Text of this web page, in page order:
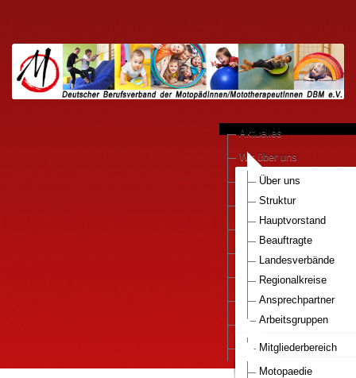
Aktuelles
Wir über uns
Über uns
Struktur
Hauptvorstand
Beauftragte
Landesverbände
Regionalkreise
Ansprechpartner
Arbeitsgruppen
anerkannte Praxen
Kooperationen
Motopädie konkret
Pressestimmen
DBM e.V.-Bestellservice
Mitglied werden..
Mitgliederbereich
Aufnahmeantrag
Infos Motopaedie
Motopaedie